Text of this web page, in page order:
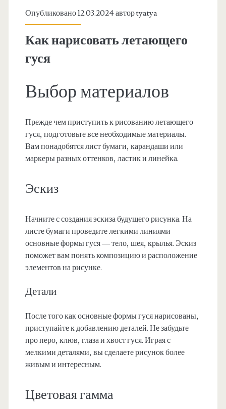
Опубликовано 12.03.2024 авторtyatya
Как нарисовать летающего
гуся
Выбор материалов
Прежде чем приступить к рисованию летающего
гуся, подготовьте все необходимые материалы.
Вам понадобятся лист бумаги, карандаши или
маркеры разных оттенков, ластик и линейка.
Эскиз
Начните с создания эскиза будущего рисунка. На
листе бумаги проведите легкими линиями
основные формы гуся — тело, шея, крылья. Эскиз
поможет вам понять композицию и расположение
элементов на рисунке.
Детали
После того как основные формы гуся нарисованы,
приступайте к добавлению деталей. Не забудьте
про перо, клюв, глаза и хвост гуся. Играя с
мелкими деталями, вы сделаете рисунок более
живым и интересным.
Цветовая гамма